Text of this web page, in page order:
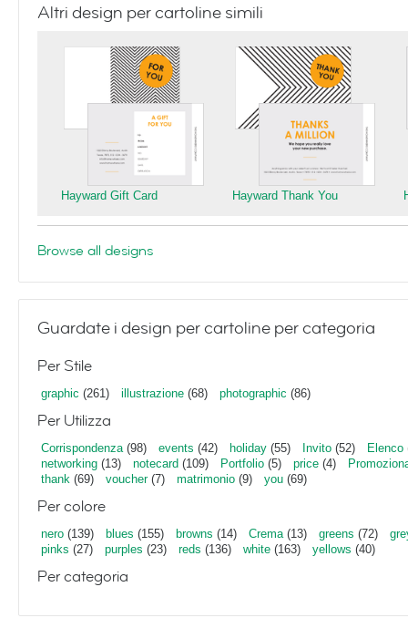
Altri design per cartoline simili
Hayward Gift Card Hayward Thank You
Browse all designs
Guardate i design per cartoline per categoria
Per Stile
graphic (261) illustrazione (68) photographic (86)
Per Utilizza
Corrispondenza(98) events (42) holiday (55) Invito (52) Elenco
networking (13) notecard (109) Portfolio (5) price (4)
thank (69) voucher(7) matrimonio (9) you (69)
Per colore
nero (139) blues (155) browns (14) Crema(13) greens (72)
pinks (27) purples (23) reds (136) white (163) yellows (40)
Per categoria